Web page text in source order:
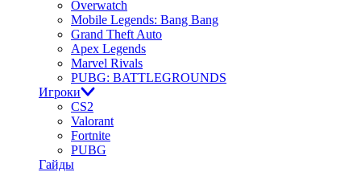
Overwatch
Mobile Legends: Bang Bang
Grand Theft Auto
Apex Legends
Marvel Rivals
PUBG: BATTLEGROUNDS
Игроки
CS2
Valorant
Fortnite
PUBG
Гайды